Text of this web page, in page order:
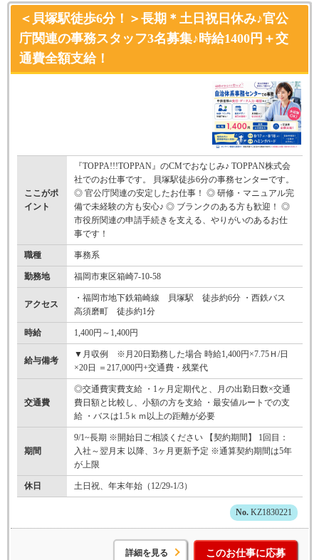
＜貝塚駅徒歩6分！＞長期＊土日祝日休み♪官公
庁関連の事務スタッフ3名募集♪時給1400円＋交
通費全額支給！
ここがポ
イント
『TOPPA!!!TOPPAN』のCMでおなじみ♪ TOPPAN株式会
社でのお仕事です。 貝塚駅徒歩6分の事務センターです。
◎ 官公庁関連の安定したお仕事！ ◎ 研修・マニュアル完
備で未経験の方も安心♪ ◎ ブランクのある方も歓迎！ ◎
市役所関連の申請手続きを支える、やりがいのあるお仕
事です！
職種 事務系
勤務地 福岡市東区箱崎7-10-58
アクセス
・福岡市地下鉄箱崎線 貝塚駅 徒歩約6分 ・西鉄バス
高須磨町 徒歩約1分
時給 1,400円～1,400円
給与備考
▼月収例 ※月20日勤務した場合 時給1,400円×7.75Ｈ/日
×20日 ＝217,000円+交通費・残業代
交通費
◎交通費実費支給 ・1ヶ月定期代と、月の出勤日数×交通
費日額と比較し、小額の方を支給 ・最安値ルートでの支
給 ・バスは1.5ｋｍ以上の距離が必要
期間
9/1~長期 ※開始日ご相談ください 【契約期間】 1回目：
入社～翌月末 以降、3ヶ月更新予定 ※通算契約期間は5年
が上限
休日 土日祝、年末年始（12/29-1/3）
KZ1830221
詳細を見る このお仕事に応募